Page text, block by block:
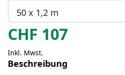
50 x 1,2 m
CHF 107
Inkl. Mwst.
Beschreibung